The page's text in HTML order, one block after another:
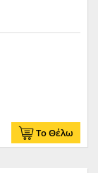
Το Θέλω